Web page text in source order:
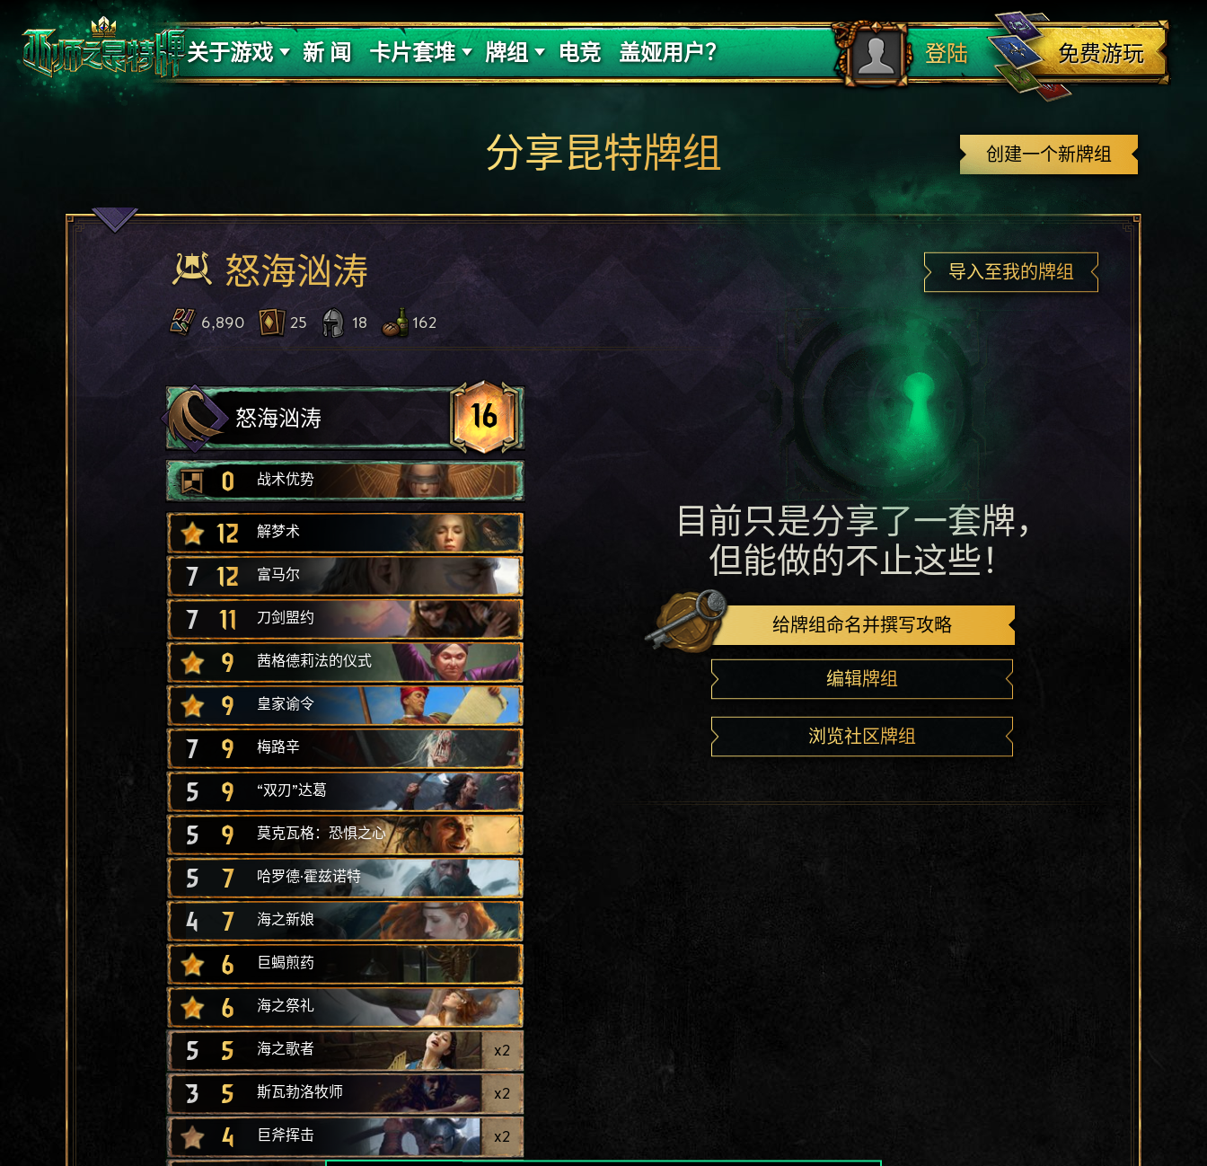
关于游戏
支持
新 闻 卡片套堆
力量的代价
牌组
牌组攻略
电竞 盖娅用户？ 登陆
登出
免费游玩
创建一个新牌组
分享昆特牌组
怒海汹涛 导入至我的牌组
6,890 25 18 162
怒海汹涛 16
0 战术优势
12 解梦术
7 12 富马尔
7 11 刀剑盟约
9 茜格德莉法的仪式
9 皇家谕令
7 9 梅路辛
5 9 “双刃”达葛
5 9 莫克瓦格：恐惧之心
5 7 哈罗德·霍兹诺特
4 7 海之新娘
6 巨蝎煎药
6 海之祭礼
5 5 海之歌者 x2
3 5 斯瓦勃洛牧师 x2
4 巨斧挥击 x2
目前只是分享了一套牌，
但能做的不止这些！
给牌组命名并撰写攻略
编辑牌组
浏览社区牌组